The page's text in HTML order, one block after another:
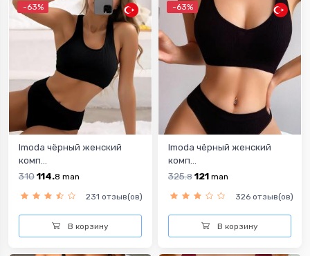
-63%
Imoda чёрный женский
комп...
310114.8 man
231 отзыв(ов)
В корзину
-63%
Imoda чёрный женский
комп...
325.8 121 man
326 отзыв(ов)
В корзину